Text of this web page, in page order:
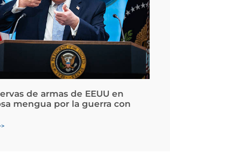
de armas de EEUU en
mengua por la guerra con